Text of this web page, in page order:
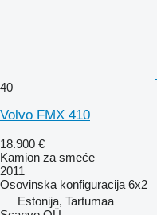
40
Volvo FMX 410
18.900 €
Kamion za smeće
2011
Osovinska konfiguracija 6x2
Estonija, Tartumaa